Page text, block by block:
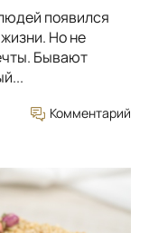
появился
Но не
Бывают
Комментарий